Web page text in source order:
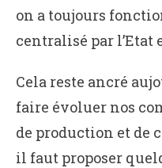
on a toujours
centralisé par l’Etat
Cela reste ancré
faire évoluer nos
de production et de
il faut proposer